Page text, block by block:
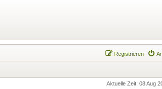
Registrieren
Aktuelle Zeit: 08 Aug